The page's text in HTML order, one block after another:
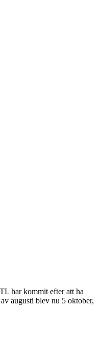
har kommit efter att ha
augusti blev nu 5 oktober,